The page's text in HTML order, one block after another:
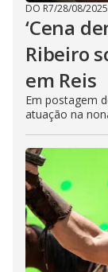
DO R7/28/08/2025
‘Cena
Ribeiro
em Reis
Em postagem
atuação na